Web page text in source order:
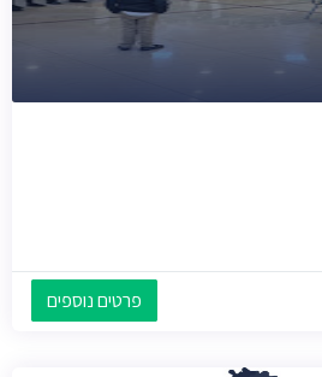
פרטים נוספים